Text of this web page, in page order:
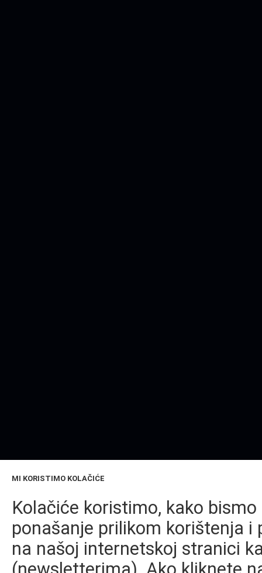
MI KORISTIMO KOLAČIĆE
Kolačiće koristimo, kako
ponašanje prilikom korištenja
na našoj internetskoj stranici